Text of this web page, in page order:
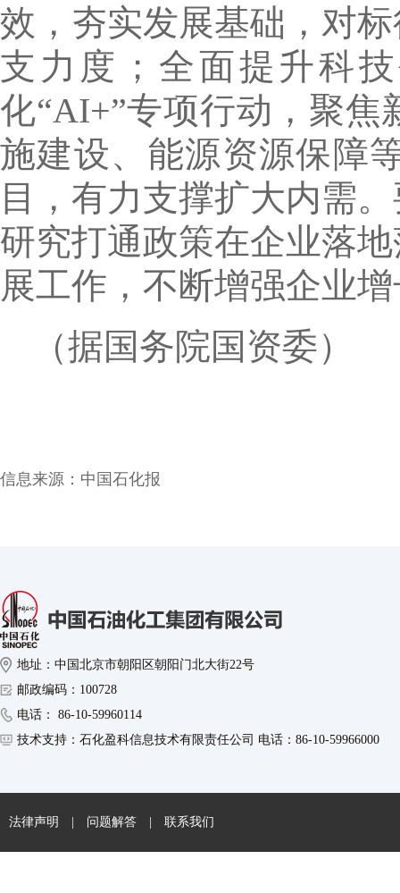
效，夯实发展基础，对
支力度；全面提升科
化“AI+”专项行动，聚
施建设、能源资源保障
目，有力支撑扩大内需
研究打通政策在企业落
展工作，不断增强企业
（据国务院国资委）
信息来源： 中国石化报
地址：中国北京市朝阳区朝阳门北大街22号
邮政编码：100728
电话： 86-10-59960114
技术支持：石化盈科信息技术有限责任公司 电话：86-10-59966000
法律声明 | 问题解答 | 联系我们